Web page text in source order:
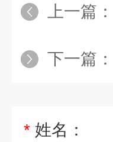
上一篇：
下一篇：
* 姓名：